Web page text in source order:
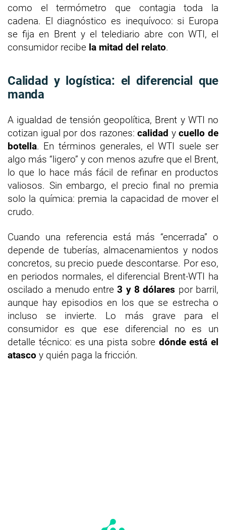
como el termómetro que contagia toda la
cadena. El diagnóstico es inequívoco: si Europa
se fija en Brent y el telediario abre con WTI, el
consumidor recibe la mitad del relato.
Calidad y logística: el diferencial que
manda
A igualdad de tensión geopolítica, Brent y WTI no
cotizan igual por dos razones:calidad ycuello de
botella. En términos generales, el WTI suele ser
algo más “ligero” y con menos azufre que el Brent,
lo que lo hace más fácil de refinar en productos
valiosos. Sin embargo, el precio final no premia
solo la química: premia la capacidad de mover el
crudo.
Cuando una referencia está más “encerrada” o
depende de tuberías, almacenamientos y nodos
concretos, su precio puede descontarse. Por eso,
en periodos normales, el diferencial Brent-WTI ha
oscilado a menudo entre3 y 8 dólares por barril,
aunque hay episodios en los que se estrecha o
incluso se invierte. Lo más grave para el
consumidor es que ese diferencial no es un
detalle técnico: es una pista sobre dónde está el
atasco y quién paga la fricción.